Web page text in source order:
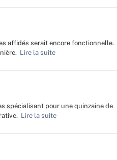
affidés serait encore fonctionnelle.
Lire la suite
spécialisant pour une quinzaine de
Lire la suite